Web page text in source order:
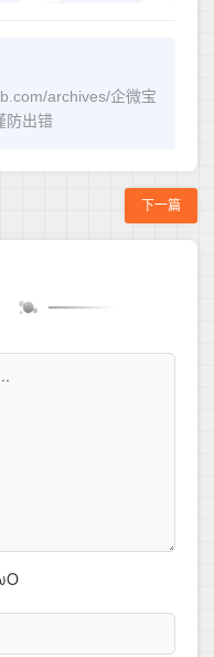
archives/企微宝
防出错
下一篇